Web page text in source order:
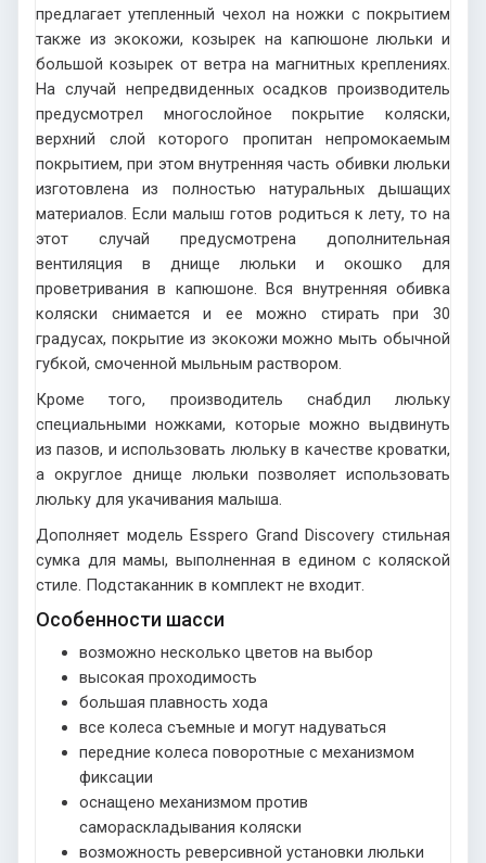
предлагает утепленный чехол на ножки с покрытием
также из экокожи, козырек на капюшоне люльки и
большой козырек от ветра на магнитных креплениях.
На случай непредвиденных осадков производитель
предусмотрел многослойное покрытие коляски,
верхний слой которого пропитан непромокаемым
покрытием, при этом внутренняя часть обивки люльки
изготовлена из полностью натуральных дышащих
материалов. Если малыш готов родиться к лету, то на
этот случай предусмотрена дополнительная
вентиляция в днище люльки и окошко для
проветривания в капюшоне. Вся внутренняя обивка
коляски снимается и ее можно стирать при 30
градусах, покрытие из экокожи можно мыть обычной
губкой, смоченной мыльным раствором.
Кроме того, производитель снабдил люльку
специальными ножками, которые можно выдвинуть
из пазов, и использовать люльку в качестве кроватки,
а округлое днище люльки позволяет использовать
люльку для укачивания малыша.
Дополняет модель Esspero Grand Discovery стильная
сумка для мамы, выполненная в едином с коляской
стиле. Подстаканник в комплект не входит.
Особенности шасси
возможно несколько цветов на выбор
высокая проходимость
большая плавность хода
все колеса съемные и могут надуваться
передние колеса поворотные с механизмом
фиксации
оснащено механизмом против
самораскладывания коляски
возможность реверсивной установки люльки